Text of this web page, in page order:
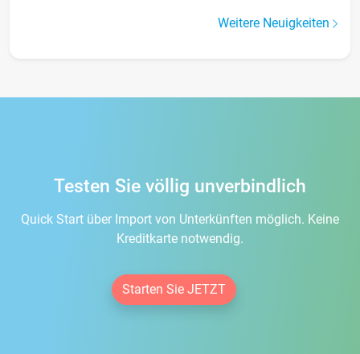
Weitere Neuigkeiten
Testen Sie völlig unverbindlich
Quick Start über Import von Unterkünften möglich. Keine
Kreditkarte notwendig.
Starten Sie JETZT